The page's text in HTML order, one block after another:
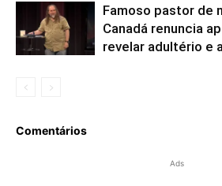
Famoso pastor de
Canadá renuncia
revelar adultério e
Comentários
Ads